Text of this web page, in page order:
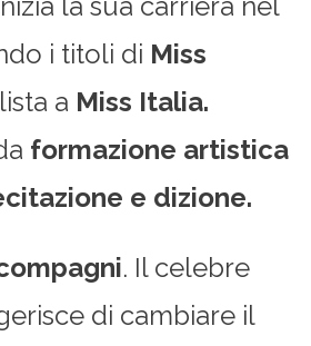
i titoli di Miss
a Miss Italia.
formazione artistica
e dizione.
. Il celebre
di cambiare il